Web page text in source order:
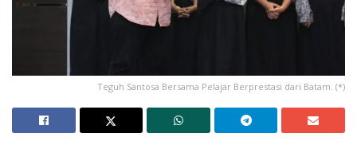
Teguh Santosa Bersama Pelajar Berprestasi dari Batam. (*)